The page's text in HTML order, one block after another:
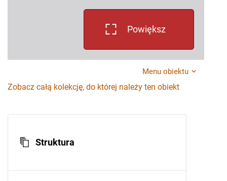
Powiększ
Menu obiektu
Zobacz całą kolekcję, do której należy ten obiekt
Struktura